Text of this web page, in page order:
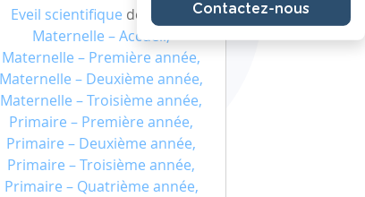
Eveil scientifique de niveau
Maternelle – Accueil,
Maternelle – Première année,
Maternelle – Deuxième année,
Maternelle – Troisième année,
Primaire – Première année,
Primaire – Deuxième année,
Primaire – Troisième année,
Primaire – Quatrième année,
Contactez-nous